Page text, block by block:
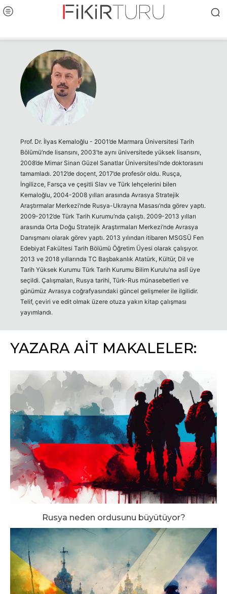
Prof. Dr. İlyas Kemaloğlu - 2001’de Marmara Üniversitesi Tarih
Bölümü’nde lisansını, 2003’te aynı üniversitede yüksek lisansını,
2008’de Mimar Sinan Güzel Sanatlar Üniversitesi’nde doktorasını
tamamladı. 2012’de doçent, 2017’de profesör oldu. Rusça,
İngilizce, Farsça ve çeşitli Slav ve Türk lehçelerini bilen
Kemaloğlu, 2004-2008 yılları arasında Avrasya Stratejik
Araştırmalar Merkezi’nde Rusya-Ukrayna Masası’nda görev yaptı.
2009-2012’de Türk Tarih Kurumu’nda çalıştı. 2009-2013 yılları
arasında Orta Doğu Stratejik Araştırmaları Merkezi’nde Avrasya
Danışmanı olarak görev yaptı. 2013 yılından itibaren MSGSÜ Fen
Edebiyat Fakültesi Tarih Bölümü Öğretim Üyesi olarak çalışıyor.
2013 ve 2018 yıllarında TC Başbakanlık Atatürk, Kültür, Dil ve
Tarih Yüksek Kurumu Türk Tarih Kurumu Bilim Kurulu’na aslî üye
seçildi. Çalışmaları, Rusya tarihi, Türk-Rus münasebetleri ve
günümüz Avrasya coğrafyasındaki güncel gelişmeler ile ilgilidir.
Telif, çeviri ve edit olmak üzere otuza yakın kitap çalışması
yayımlandı.
YAZARA AİT MAKALELER:
Rusya neden ordusunu büyütüyor?